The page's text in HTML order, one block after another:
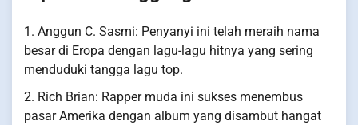
1. Anggun C. Sasmi: Penyanyi ini telah meraih nama
besar di Eropa dengan lagu-lagu hitnya yang sering
menduduki tangga lagu top.
2. Rich Brian: Rapper muda ini sukses menembus
pasar Amerika dengan album yang disambut hangat